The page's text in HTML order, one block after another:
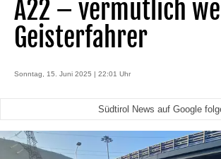
A22 – vermutlich
Geisterfahrer
Sonntag, 15. Juni 2025 | 22:01 Uhr
Südtirol News auf Google